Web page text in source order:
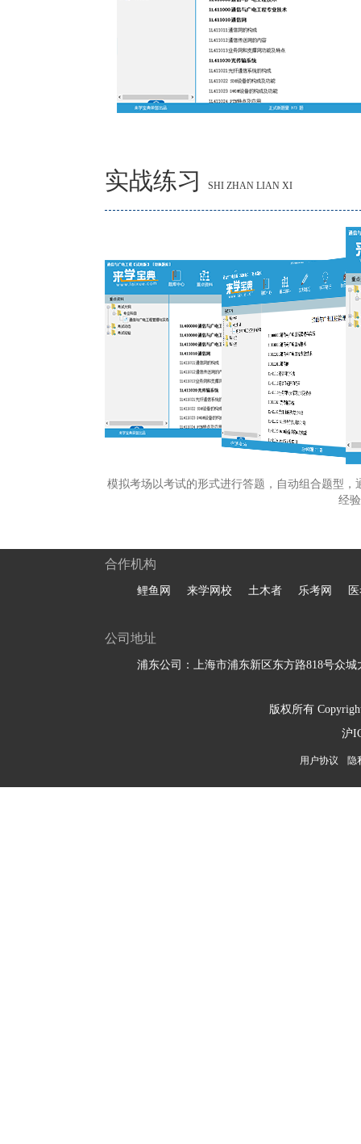
实战练习 SHI ZHAN LIAN XI
模拟考场以考试的形式进行答题，自动组合题型
经
合作机构
鲤鱼网 来学网校 土木者 乐考网
公司地址
浦东公司：上海市浦东新区东方路818号众城
版权所有
沪
用户协议 隐